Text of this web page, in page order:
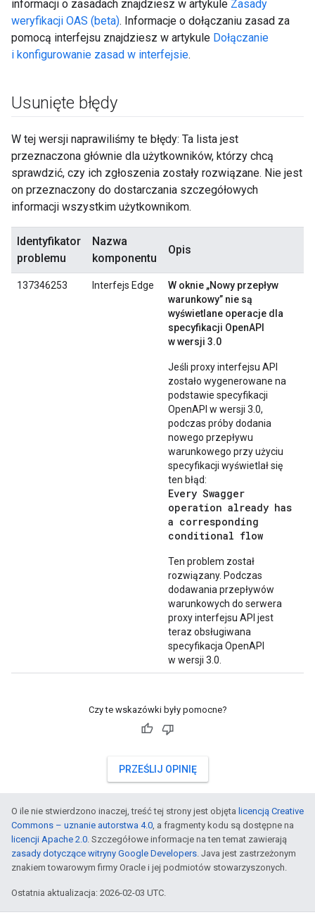
informacji o zasadach znajdziesz w artykule Zasady
weryfikacji OAS (beta). Informacje o dołączaniu zasad za
pomocą interfejsu znajdziesz w artykule Dołączanie
i konfigurowanie zasad w interfejsie.
Usunięte błędy
W tej wersji naprawiliśmy te błędy: Ta lista jest
przeznaczona głównie dla użytkowników, którzy chcą
sprawdzić, czy ich zgłoszenia zostały rozwiązane. Nie jest
on przeznaczony do dostarczania szczegółowych
informacji wszystkim użytkownikom.
Identyfikator
problemu
Nazwa
komponentu
Opis
137346253 Interfejs Edge
W oknie „Nowy przepływ
warunkowy” nie są
wyświetlane operacje dla
specyfikacji OpenAPI
w wersji 3.0
Jeśli proxy interfejsu API
zostało wygenerowane na
podstawie specyfikacji
OpenAPI w wersji 3.0,
podczas próby dodania
nowego przepływu
warunkowego przy użyciu
specyfikacji wyświetlał się
ten błąd:
Every Swagger
operation already has
a corresponding
conditional flow
Ten problem został
rozwiązany. Podczas
dodawania przepływów
warunkowych do serwera
proxy interfejsu API jest
teraz obsługiwana
specyfikacja OpenAPI
w wersji 3.0.
Czy te wskazówki były pomocne?
PRZEŚLIJ OPINIĘ
O ile nie stwierdzono inaczej, treść tej strony jest objęta licencją Creative
Commons – uznanie autorstwa 4.0, a fragmenty kodu są dostępne na
licencji Apache 2.0. Szczegółowe informacje na ten temat zawierają
zasady dotyczące witryny Google Developers. Java jest zastrzeżonym
znakiem towarowym firmy Oracle i jej podmiotów stowarzyszonych.
Ostatnia aktualizacja: 2026-02-03 UTC.